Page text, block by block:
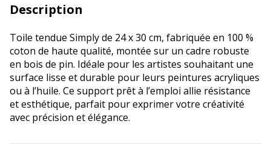
Description
Toile tendue Simply de 24 x 30 cm, fabriquée en 100 %
coton de haute qualité, montée sur un cadre robuste
en bois de pin. Idéale pour les artistes souhaitant une
surface lisse et durable pour leurs peintures acryliques
ou à l’huile. Ce support prêt à l’emploi allie résistance
et esthétique, parfait pour exprimer votre créativité
avec précision et élégance.